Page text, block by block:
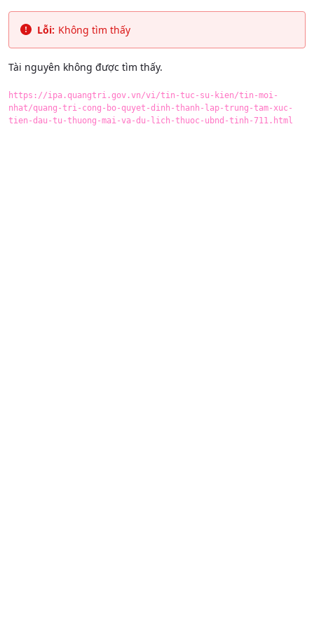
Skip to Main Content
Lỗi: Không tìm thấy
Tài nguyên không được tìm thấy.
https://ipa.quangtri.gov.vn/vi/tin-tuc-su-kien/tin-moi-
nhat/quang-tri-cong-bo-quyet-dinh-thanh-lap-trung-tam-xuc-
tien-dau-tu-thuong-mai-va-du-lich-thuoc-ubnd-tinh-711.html